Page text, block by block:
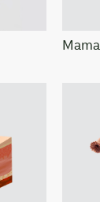
Mama